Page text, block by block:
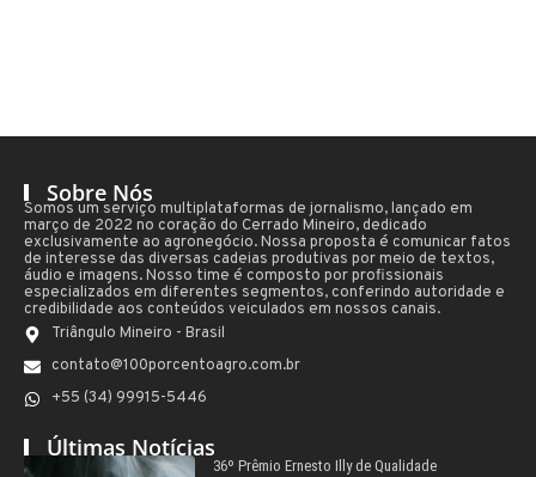
Sobre Nós
Somos um serviço multiplataformas de jornalismo, lançado em
março de 2022 no coração do Cerrado Mineiro, dedicado
exclusivamente ao agronegócio. Nossa proposta é comunicar fatos
de interesse das diversas cadeias produtivas por meio de textos,
áudio e imagens. Nosso time é composto por profissionais
especializados em diferentes segmentos, conferindo autoridade e
credibilidade aos conteúdos veiculados em nossos canais.
Triângulo Mineiro - Brasil
contato@100porcentoagro.com.br
+55 (34) 99915-5446
Últimas Notícias
36º Prêmio Ernesto Illy de Qualidade